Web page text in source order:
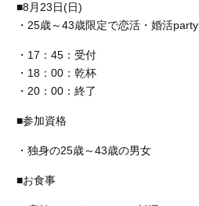
■8月23日(日)
・25歳～43歳限定で恋活・婚活party
・17：45：受付
・18：00：乾杯
・20：00：終了
■参加資格
・独身の25歳～43歳の男女
■お食事